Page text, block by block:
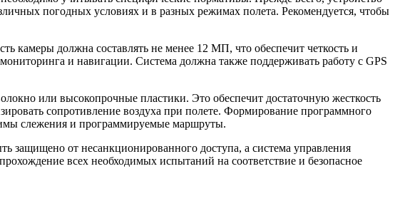
погодных условиях и в разных режимах полета. Рекомендуется, чтобы
камеры должна составлять не менее 12 МП, что обеспечит четкость и
и навигации. Система должна также поддерживать работу с GPS
или высокопрочные пластики. Это обеспечит достаточную жесткость
сопротивление воздуха при полете. Формирование программного
слежения и программируемые маршруты.
защищено от несанкционированного доступа, а система управления
всех необходимых испытаний на соответствие и безопасное